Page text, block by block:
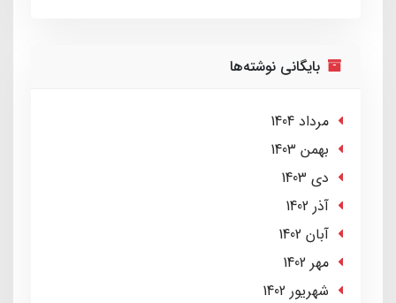
بایگانی نوشته‌ها
مرداد 1404
بهمن 1403
دی 1403
آذر 1402
آبان 1402
مهر 1402
شهریور 1402